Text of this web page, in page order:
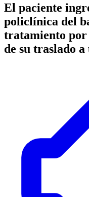
El paciente
policlínica del
tratamiento por
de su traslado